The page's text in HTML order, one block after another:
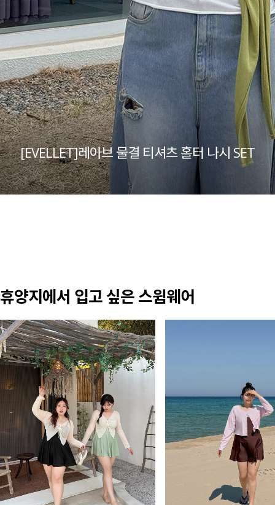
[EVELLET]레아브 물결 티셔츠 홀터 나시 SET
휴양지에서 입고 싶은 스윔웨어